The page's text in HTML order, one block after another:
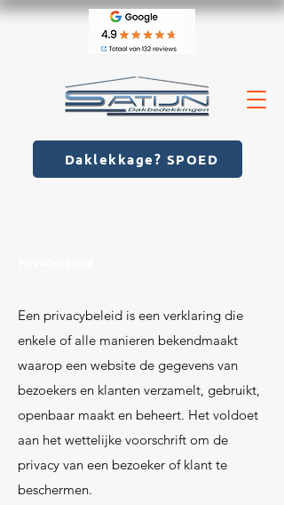
Daklekkage? SPOED
Een privacybeleid is een verklaring die
enkele of alle manieren bekendmaakt
waarop een website de gegevens van
bezoekers en klanten verzamelt, gebruikt,
openbaar maakt en beheert. Het voldoet
aan het wettelijke voorschrift om de
privacy van een bezoeker of klant te
beschermen.